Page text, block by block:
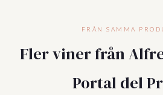
FRÅN SAMMA
Fler viner från
Portal del